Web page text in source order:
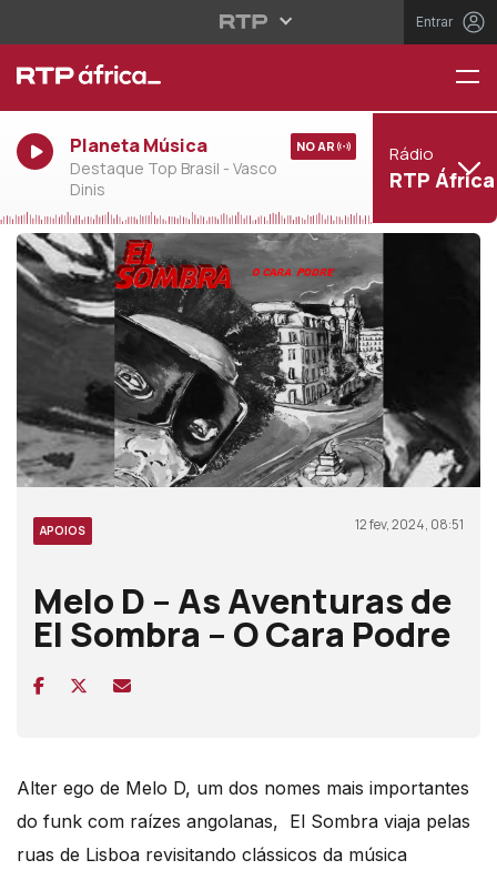
Entrar
Planeta Música
Destaque Top Brasil - Vasco
Dinis
NO AR Rádio
RTP África
APOIOS 12 fev, 2024, 08:51
Melo D – As Aventuras de
El Sombra – O Cara Podre
Alter ego de Melo D, um dos nomes mais importantes
do funk com raízes angolanas, El Sombra viaja pelas
ruas de Lisboa revisitando clássicos da música